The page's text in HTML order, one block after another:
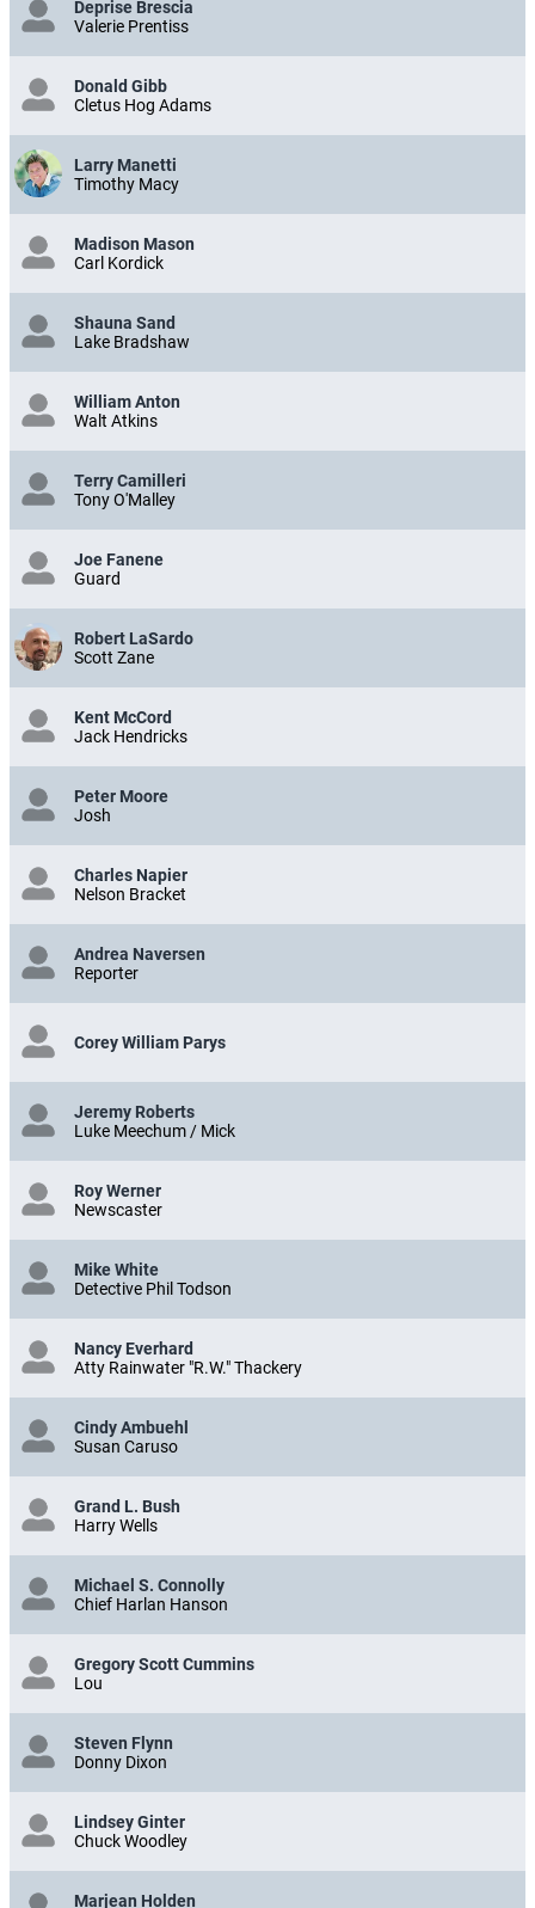
Deprise Brescia
Valerie Prentiss
Donald Gibb
Cletus Hog Adams
Larry Manetti
Timothy Macy
Madison Mason
Carl Kordick
Shauna Sand
Lake Bradshaw
William Anton
Walt Atkins
Terry Camilleri
Tony O'Malley
Joe Fanene
Guard
Robert LaSardo
Scott Zane
Kent McCord
Jack Hendricks
Peter Moore
Josh
Charles Napier
Nelson Bracket
Andrea Naversen
Reporter
Corey William Parys
Jeremy Roberts
Luke Meechum / Mick
Roy Werner
Newscaster
Mike White
Detective Phil Todson
Nancy Everhard
Atty Rainwater "R.W." Thackery
Cindy Ambuehl
Susan Caruso
Grand L. Bush
Harry Wells
Michael S. Connolly
Chief Harlan Hanson
Gregory Scott Cummins
Lou
Steven Flynn
Donny Dixon
Lindsey Ginter
Chuck Woodley
Marjean Holden